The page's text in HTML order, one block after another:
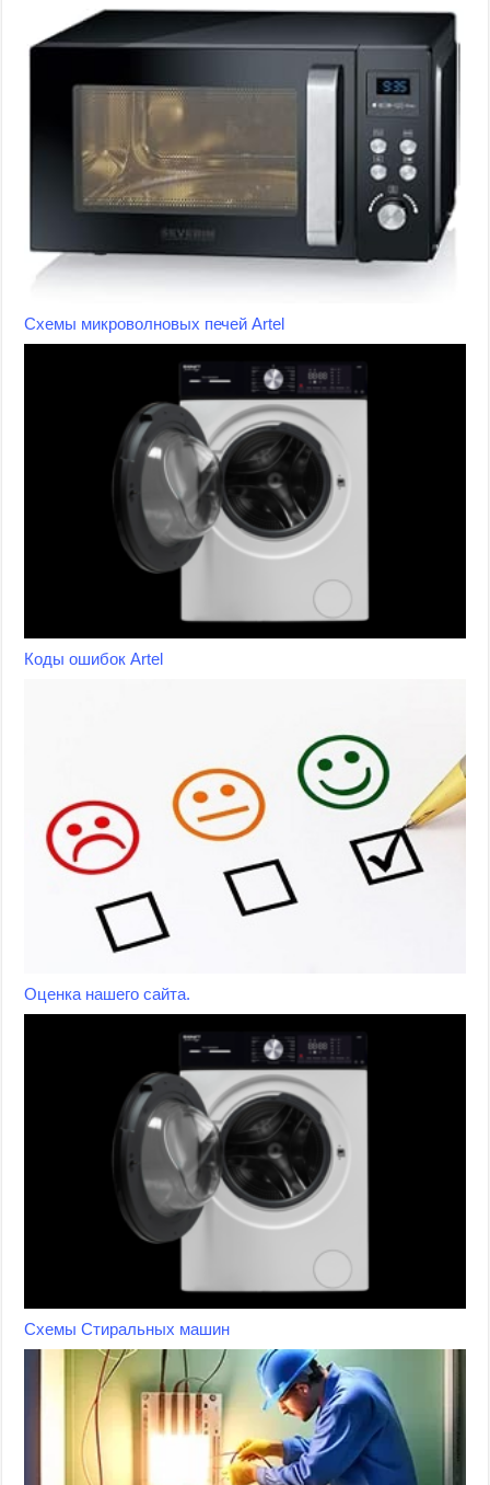
Схемы микроволновых печей Artel
Коды ошибок Artel
Оценка нашего сайта.
Схемы Стиральных машин